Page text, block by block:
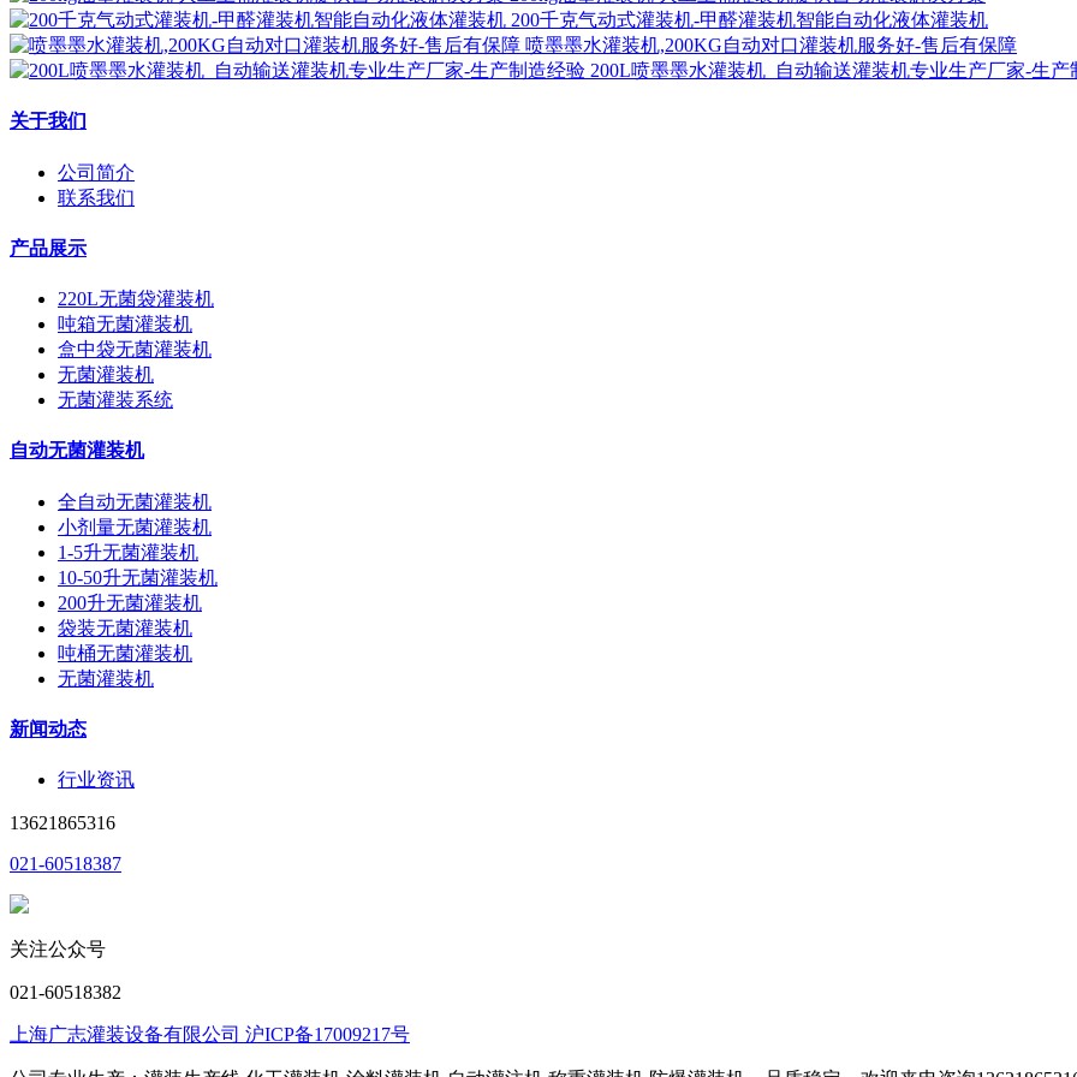
200千克气动式灌装机-甲醛灌装机智能自动化液体灌装机
喷墨墨水灌装机,200KG自动对口灌装机服务好-售后有保障
200L喷墨墨水灌装机_自动输送灌装机专业生产厂家-生产
关于我们
公司简介
联系我们
产品展示
220L无菌袋灌装机
吨箱无菌灌装机
盒中袋无菌灌装机
无菌灌装机
无菌灌装系统
自动无菌灌装机
全自动无菌灌装机
小剂量无菌灌装机
1-5升无菌灌装机
10-50升无菌灌装机
200升无菌灌装机
袋装无菌灌装机
吨桶无菌灌装机
无菌灌装机
新闻动态
行业资讯
13621865316
021-60518387
关注公众号
021-60518382
上海广志灌装设备有限公司 沪ICP备17009217号